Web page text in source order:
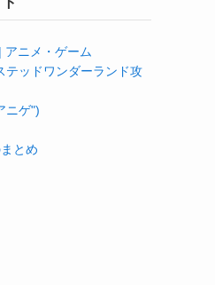
アニメ・ゲーム
テッドワンダーランド攻
ニゲ")
とめ